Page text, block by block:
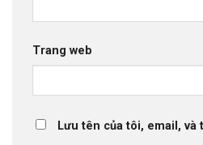
Trang web
Lưu tên của tôi, email,